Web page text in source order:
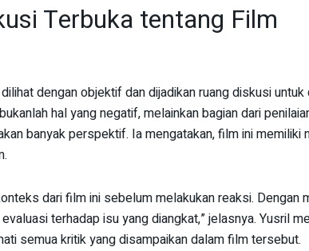
Terbuka tentang Film
dengan objektif dan dijadikan ruang diskusi
hal yang negatif, melainkan bagian dari
banyak perspektif. Ia mengatakan, film ini memiliki
dari film ini sebelum melakukan reaksi. Dengan
terhadap isu yang diangkat,” jelasnya. Yusril
semua kritik yang disampaikan dalam film tersebut.